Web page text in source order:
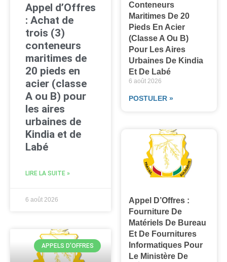
Appel d’Offres
: Achat de
trois (3)
conteneurs
maritimes de
20 pieds en
acier (classe
A ou B) pour
les aires
urbaines de
Kindia et de
Labé
LIRE LA SUITE »
6 août 2026
APPELS D'OFFRES
Conteneurs
Maritimes De 20
Pieds En Acier
(classe A Ou B)
Pour Les Aires
Urbaines De Kindia
Et De Labé
6 août 2026
POSTULER »
Appel D’Offres :
Fourniture De
Matériels De Bureau
Et De Fournitures
Informatiques Pour
Le Ministère De